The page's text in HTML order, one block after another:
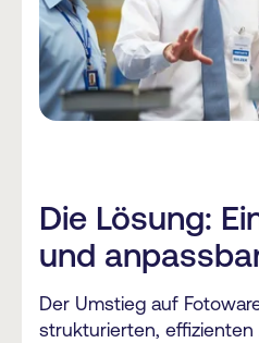
Die Lösung:
und
Der Umstieg auf
strukturierten, effizienten